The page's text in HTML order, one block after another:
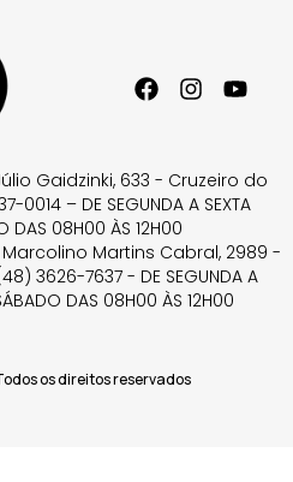
Gaidzinki, 633 - Cruzeiro do
– DE SEGUNDA A SEXTA
DAS 08H00 ÀS 12H00
Martins Cabral, 2989 -
3626-7637 - DE SEGUNDA A
DAS 08H00 ÀS 12H00
os direitos reservados